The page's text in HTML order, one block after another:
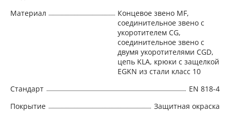
Материал
Концевое звено MF,
соединительное звено с
укоротителем CG,
соединительное звено с
двумя укоротителями CGD,
цепь KLA, крюки с защелкой
EGKN из стали класс 10
Стандарт
EN 818-4
Покрытие
Защитная окраска